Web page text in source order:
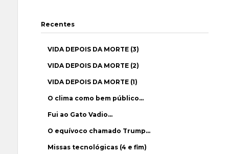
Recentes
VIDA DEPOIS DA MORTE (3)
VIDA DEPOIS DA MORTE (2)
VIDA DEPOIS DA MORTE (1)
O clima como bem público…
Fui ao Gato Vadio…
O equívoco chamado Trump…
Missas tecnológicas (4 e fim)